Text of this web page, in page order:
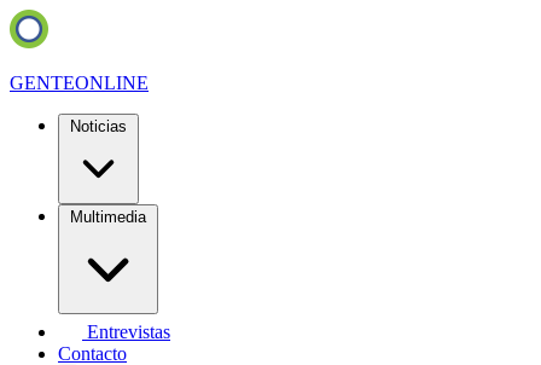
GENTEONLINE
Noticias
Multimedia
Entrevistas
Contacto